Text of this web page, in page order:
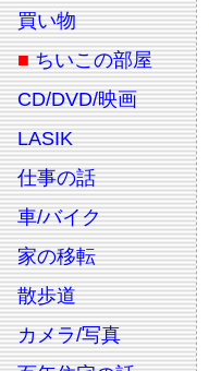
買い物
■ ちいこの部屋
CD/DVD/映画
LASIK
仕事の話
車/バイク
家の移転
散歩道
カメラ/写真